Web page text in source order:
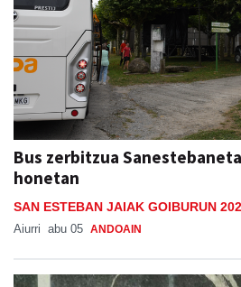
Bus zerbitzua
honetan
SAN ESTEBAN JAIAK GOIBURUN
Aiurri abu 05 ANDOAIN